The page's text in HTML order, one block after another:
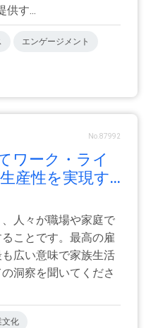
供す...
エンゲージメント
No.87992
ワーク・ライ
産性を実現す...
人々が職場や家庭で
ことです。最高の雇
広い意味で家族生活
洞察を聞いてくださ
文化